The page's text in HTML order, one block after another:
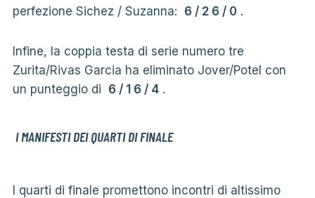
perfezione Sichez / Suzanna: 6 / 2 6 / 0.
Infine, la coppia testa di serie numero tre
Zurita/Rivas Garcia ha eliminato Jover/Potel con
un punteggio di 6 / 1 6 / 4.
I MANIFESTI DEI QUARTI DI FINALE
I quarti di finale promettono incontri di altissimo